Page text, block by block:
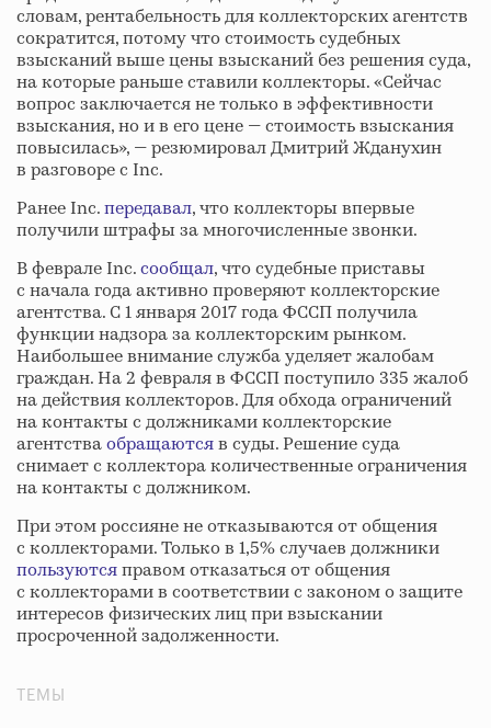
словам, рентабельность для коллекторских агентств
сократится, потому что стоимость судебных
взысканий выше цены взысканий без решения суда,
на которые раньше ставили коллекторы. «Сейчас
вопрос заключается не только в эффективности
взыскания, но и в его цене — стоимость взыскания
повысилась», — резюмировал Дмитрий Жданухин
в разговоре с Inc.
Ранее Inc.передавал, что коллекторы впервые
получили штрафы за многочисленные звонки.
В феврале Inc.сообщал, что судебные приставы
с начала года активно проверяют коллекторские
агентства. С 1 января 2017 года ФССП получила
функции надзора за коллекторским рынком.
Наибольшее внимание служба уделяет жалобам
граждан. На 2 февраля в ФССП поступило 335 жалоб
на действия коллекторов. Для обхода ограничений
на контакты с должниками коллекторские
агентстваобращаютсяв суды. Решение суда
снимает с коллектора количественные ограничения
на контакты с должником.
При этом россияне не отказываются от общения
с коллекторами. Только в 1,5% случаев должники
пользуютсяправом отказаться от общения
с коллекторами в соответствии с законом о защите
интересов физических лиц при взыскании
просроченной задолженности.
ТЕМЫ